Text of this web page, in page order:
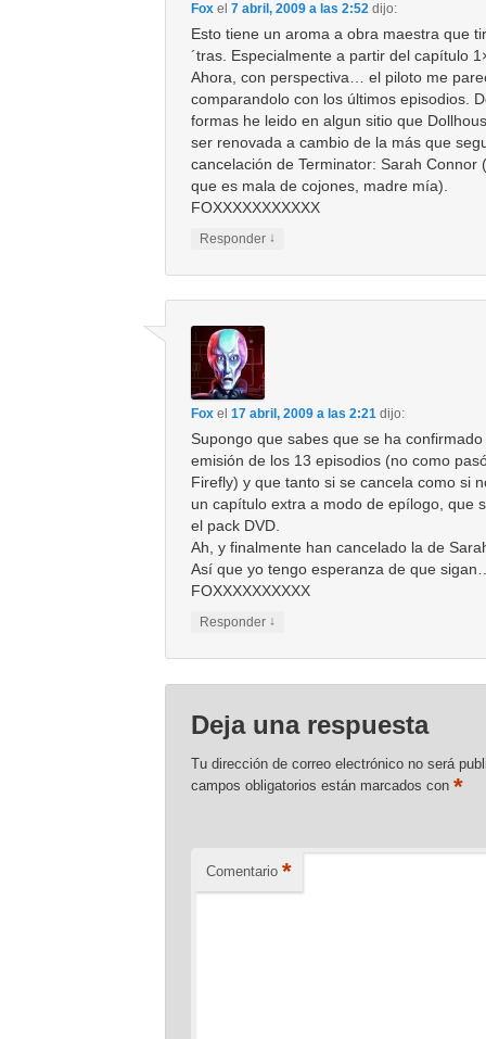
Fox el7 abril, 2009 a las 2:52 dijo:
Esto tiene un aroma a obra maestra que
´tras. Especialmente a partir del capítulo
Ahora, con perspectiva… el piloto me
comparandolo con los últimos episodios.
formas he leido en algun sitio que
ser renovada a cambio de la más que
cancelación de Terminator: Sarah Connor
que es mala de cojones, madre mía).
FOXXXXXXXXXXX
Responder ↓
Fox el17 abril, 2009 a las 2:21 dijo:
Supongo que sabes que se ha confirmado
emisión de los 13 episodios (no como
Firefly) y que tanto si se cancela como si
un capítulo extra a modo de epílogo, que
el pack DVD.
Ah, y finalmente han cancelado la de
Así que yo tengo esperanza de que
FOXXXXXXXXXX
Responder ↓
Deja una respuesta
Tu dirección de correo electrónico no será
campos obligatorios están marcados con*
Comentario *